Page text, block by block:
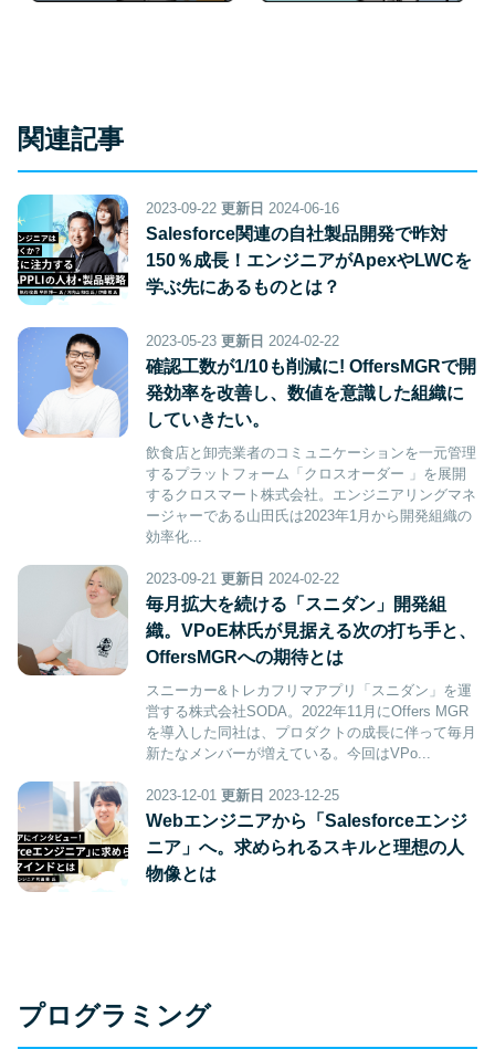
関連記事
2023-09-22 更新日 2024-06-16
Salesforce関連の自社製品開発で昨対
150％成長！エンジニアがApexやLWCを
学ぶ先にあるものとは？
2023-05-23 更新日 2024-02-22
確認工数が1/10も削減に! OffersMGRで開
発効率を改善し、数値を意識した組織に
していきたい。
飲食店と卸売業者のコミュニケーションを一元管理
するプラットフォーム「クロスオーダー 」を展開
するクロスマート株式会社。エンジニアリングマネ
ージャーである山田氏は2023年1月から開発組織の
効率化...
2023-09-21 更新日 2024-02-22
毎月拡大を続ける「スニダン」開発組
織。VPoE林氏が見据える次の打ち手と、
OffersMGRへの期待とは
スニーカー&トレカフリマアプリ「スニダン」を運
営する株式会社SODA。2022年11月にOffers MGR
を導入した同社は、プロダクトの成長に伴って毎月
新たなメンバーが増えている。今回はVPo...
2023-12-01 更新日 2023-12-25
Webエンジニアから「Salesforceエンジ
ニア」へ。求められるスキルと理想の人
物像とは
プログラミング